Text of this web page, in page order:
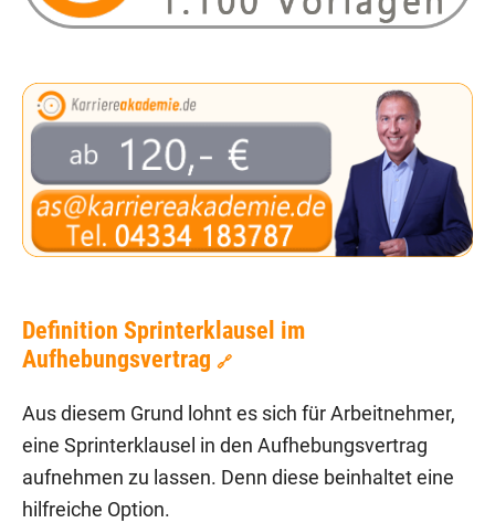
Definition Sprinterklausel im
Aufhebungsvertrag 🔗
Aus diesem Grund lohnt es sich für Arbeitnehmer,
eine Sprinterklausel in den Aufhebungsvertrag
aufnehmen zu lassen. Denn diese beinhaltet eine
hilfreiche Option.